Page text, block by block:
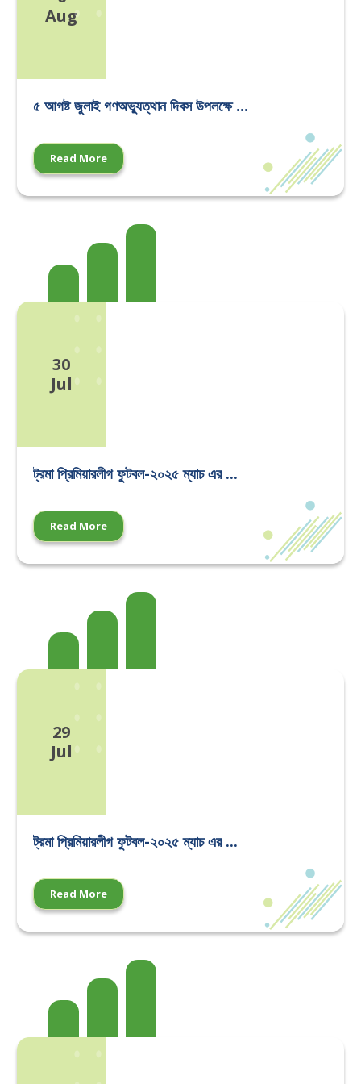
Aug
৫ আগষ্ট জুলাই গণঅভ্যুত্থান দিবস উপলক্ষে ...
Read More
30
Jul
ট্রমা প্রিমিয়ারলীগ ফুটবল-২০২৫ ম্যাচ এর ...
Read More
29
Jul
ট্রমা প্রিমিয়ারলীগ ফুটবল-২০২৫ ম্যাচ এর ...
Read More